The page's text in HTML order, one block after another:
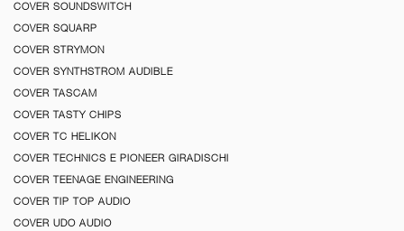
COVER SOUNDSWITCH
COVER SQUARP
COVER STRYMON
COVER SYNTHSTROM AUDIBLE
COVER TASCAM
COVER TASTY CHIPS
COVER TC HELIKON
COVER TECHNICS E PIONEER GIRADISCHI
COVER TEENAGE ENGINEERING
COVER TIP TOP AUDIO
COVER UDO AUDIO